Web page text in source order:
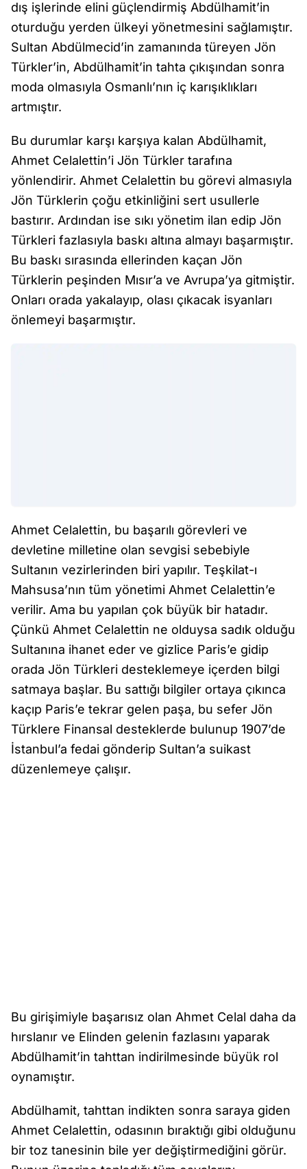
dış işlerinde elini güçlendirmiş Abdülhamit’in
oturduğu yerden ülkeyi yönetmesini sağlamıştır.
Sultan Abdülmecid’in zamanında türeyen Jön
Türkler’in, Abdülhamit’in tahta çıkışından sonra
moda olmasıyla Osmanlı’nın iç karışıklıkları
artmıştır.
Bu durumlar karşı karşıya kalan Abdülhamit,
Ahmet Celalettin’i Jön Türkler tarafına
yönlendirir. Ahmet Celalettin bu görevi almasıyla
Jön Türklerin çoğu etkinliğini sert usullerle
bastırır. Ardından ise sıkı yönetim ilan edip Jön
Türkleri fazlasıyla baskı altına almayı başarmıştır.
Bu baskı sırasında ellerinden kaçan Jön
Türklerin peşinden Mısır’a ve Avrupa’ya gitmiştir.
Onları orada yakalayıp, olası çıkacak isyanları
önlemeyi başarmıştır.
Ahmet Celalettin, bu başarılı görevleri ve
devletine milletine olan sevgisi sebebiyle
Sultanın vezirlerinden biri yapılır. Teşkilat-ı
Mahsusa’nın tüm yönetimi Ahmet Celalettin’e
verilir. Ama bu yapılan çok büyük bir hatadır.
Çünkü Ahmet Celalettin ne olduysa sadık olduğu
Sultanına ihanet eder ve gizlice Paris’e gidip
orada Jön Türkleri desteklemeye içerden bilgi
satmaya başlar. Bu sattığı bilgiler ortaya çıkınca
kaçıp Paris’e tekrar gelen paşa, bu sefer Jön
Türklere Finansal desteklerde bulunup 1907’de
İstanbul’a fedai gönderip Sultan’a suikast
düzenlemeye çalışır.
Bu girişimiyle başarısız olan Ahmet Celal daha da
hırslanır ve Elinden gelenin fazlasını yaparak
Abdülhamit’in tahttan indirilmesinde büyük rol
oynamıştır.
Abdülhamit, tahttan indikten sonra saraya giden
Ahmet Celalettin, odasının bıraktığı gibi olduğunu
bir toz tanesinin bile yer değiştirmediğini görür.